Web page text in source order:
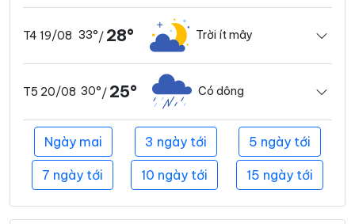
T4 19/08 33°/ 28° Trời ít mây
T5 20/08 30°/ 25° Có dông
Ngày mai 3 ngày tới 5 ngày tới
7 ngày tới 10 ngày tới 15 ngày tới